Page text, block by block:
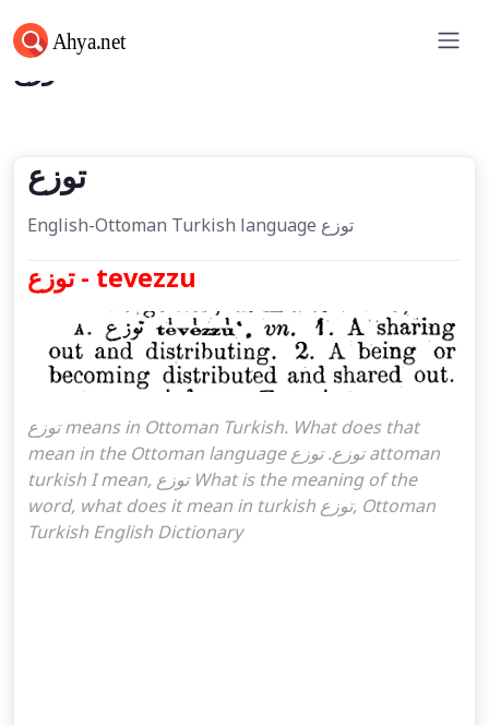
توزع
توزع
English-Ottoman Turkish language توزع
توزع - tevezzu
توزع means in Ottoman Turkish. What does that
mean in the Ottoman language توزع. توزع attoman
turkish I mean, توزع What is the meaning of the
word, what does it mean in turkish توزع, Ottoman
Turkish English Dictionary